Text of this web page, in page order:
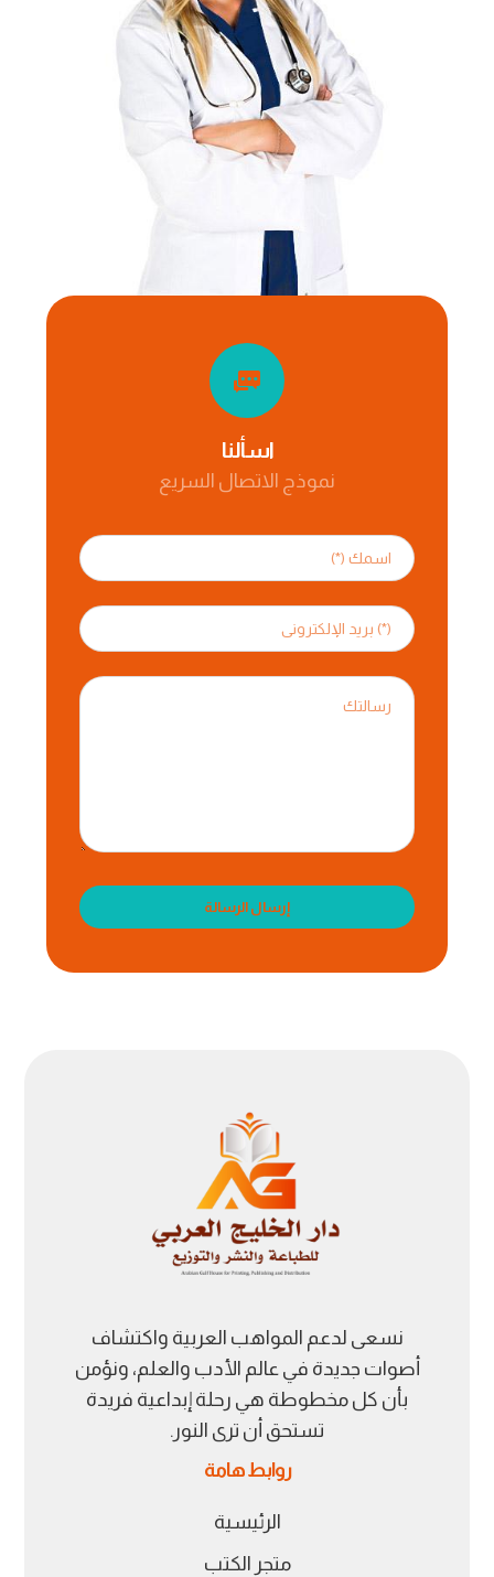
اسألنا
نموذج الاتصال السريع
إرسال الرسالة
نسعى لدعم المواهب العربية واكتشاف
أصوات جديدة في عالم الأدب والعلم، ونؤمن
بأن كل مخطوطة هي رحلة إبداعية فريدة
تستحق أن ترى النور.
روابط هامة
الرئيسية
متجر الكتب